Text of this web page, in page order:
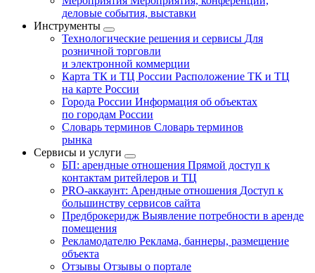
деловые события, выставки
Инструменты
Технологические решения и сервисы Для
розничной торговли
и электронной коммерции
Карта ТК и ТЦ России Расположение ТК и ТЦ
на карте России
Города России Информация об объектах
по городам России
Словарь терминов Словарь терминов
рынка
Сервисы и услуги
БП: арендные отношения Прямой доступ к
контактам ритейлеров и ТЦ
PRO-аккаунт: Арендные отношения Доступ к
большинству сервисов сайта
Предброкеридж Выявление потребности в аренде
помещения
Рекламодателю Реклама, баннеры, размещение
объекта
Отзывы Отзывы о портале